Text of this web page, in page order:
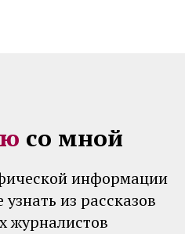
со мной
информации
из рассказов
журналистов